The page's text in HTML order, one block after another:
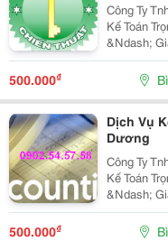
Công Ty
Kế Toán
&Ndash;
Yên Tâm Hoạt Động . 1-
Đại Diện
500.000₫
Dịch Vụ
Dương
Công Ty
Kế Toán
&Ndash;
Yên Tâm Hoạt Động . 1-
Đại Diện
500.000₫